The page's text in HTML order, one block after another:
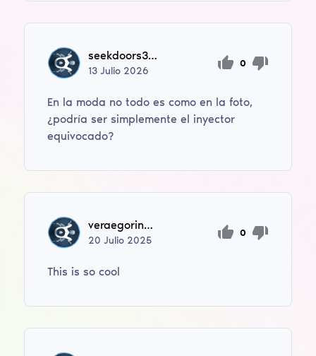
seekdoors338
13Julio 2026
0
En la moda no todo es como en la foto,
¿podría ser simplemente el inyector
equivocado?
veraegorina60
20Julio 2025
0
This is so cool